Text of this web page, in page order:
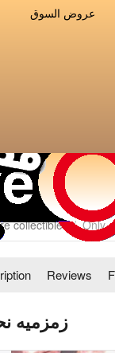
عروض السوق
collectibles / Only
Reviews
زمزميه